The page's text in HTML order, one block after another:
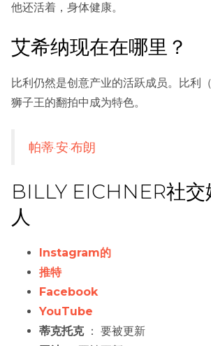
他还活着，身体健康。
艾希纳现在在哪里？
比利仍然是创意产业的活跃成员。比利
狮子王的翻拍中成为特色。
帕蒂·安·布朗
BILLY EICHNER社交
人
Instagram的
推特
Facebook
YouTube
蒂克托克： 要被更新